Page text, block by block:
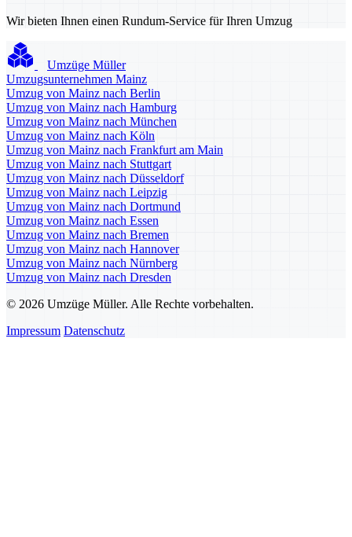
Wir bieten Ihnen einen Rundum-Service für Ihren Umzug
Umzüge Müller
Umzugsunternehmen Mainz
Umzug von Mainz nach Berlin
Umzug von Mainz nach Hamburg
Umzug von Mainz nach München
Umzug von Mainz nach Köln
Umzug von Mainz nach Frankfurt am Main
Umzug von Mainz nach Stuttgart
Umzug von Mainz nach Düsseldorf
Umzug von Mainz nach Leipzig
Umzug von Mainz nach Dortmund
Umzug von Mainz nach Essen
Umzug von Mainz nach Bremen
Umzug von Mainz nach Hannover
Umzug von Mainz nach Nürnberg
Umzug von Mainz nach Dresden
© 2026 Umzüge Müller. Alle Rechte vorbehalten.
Impressum Datenschutz